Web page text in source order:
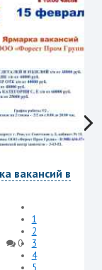
вакансий в
0
1
2
3
4
5